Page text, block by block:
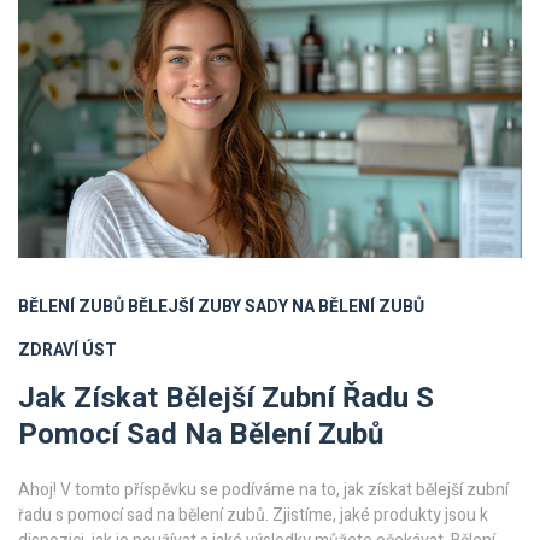
BĚLENÍ ZUBŮBĚLEJŠÍ ZUBYSADY NA BĚLENÍ ZUBŮ
ZDRAVÍ ÚST
Jak Získat Bělejší Zubní Řadu S
Pomocí Sad Na Bělení Zubů
Ahoj! V tomto příspěvku se podíváme na to, jak získat bělejší zubní
řadu s pomocí sad na bělení zubů. Zjistíme, jaké produkty jsou k